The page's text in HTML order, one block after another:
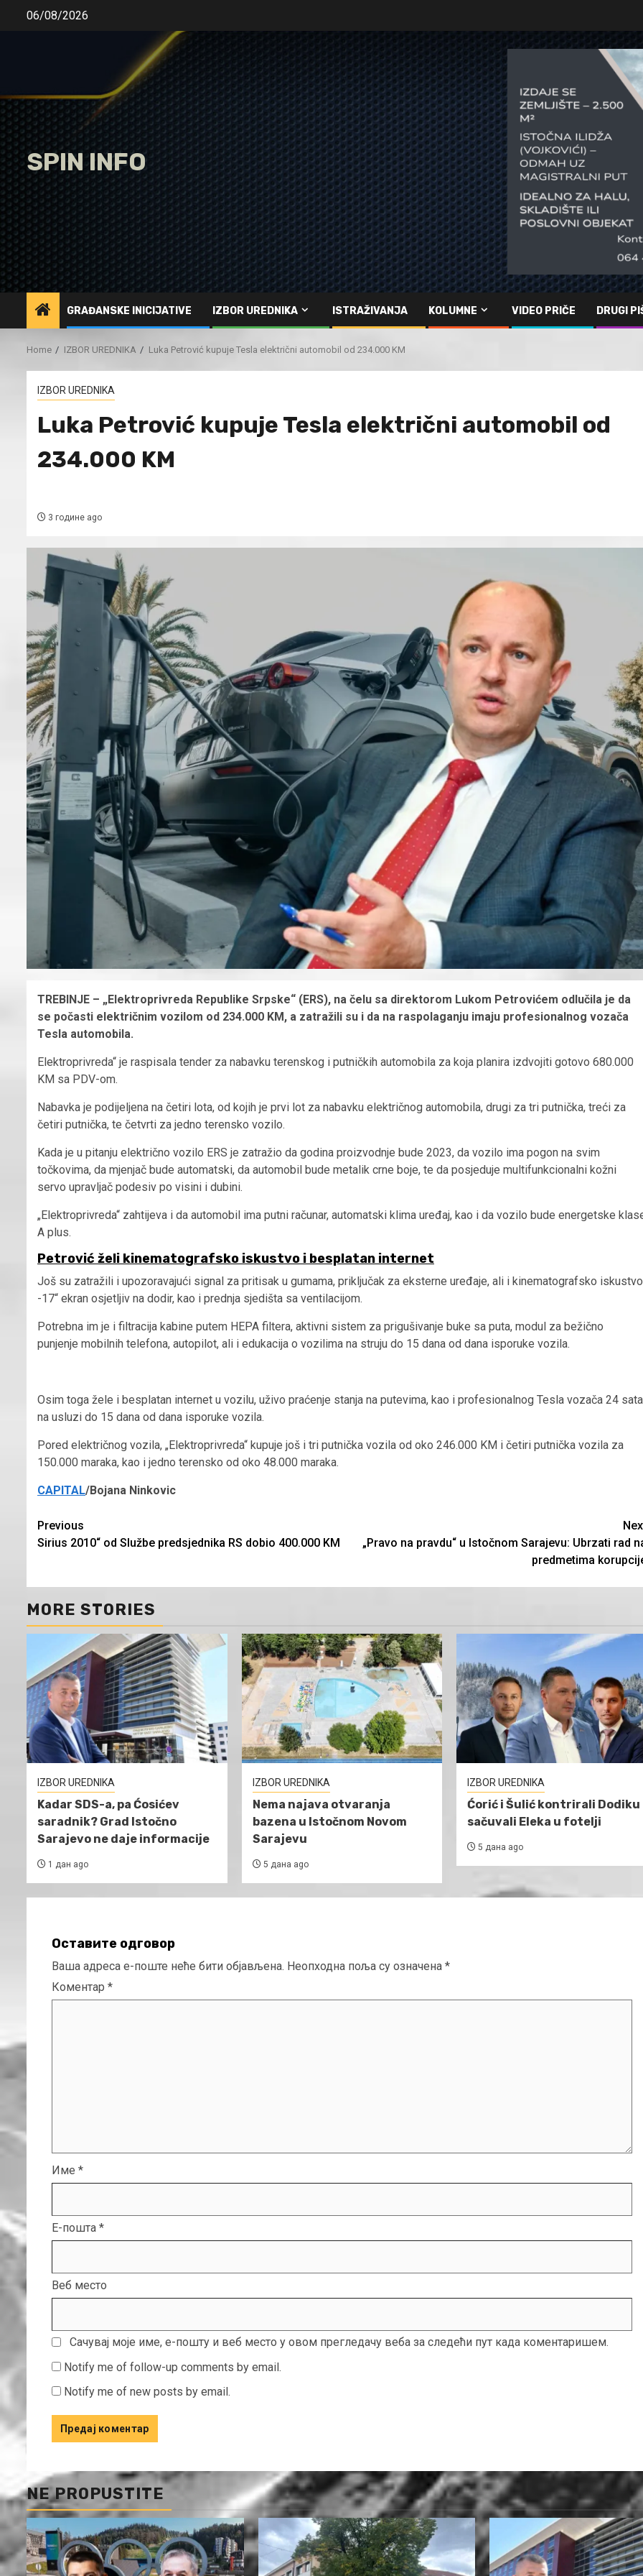
06/08/2026
SPIN INFO
GRAĐANSKE INICIJATIVE IZBOR UREDNIKA ISTRAŽIVANJA KOLUMNE VIDEO PRIČE DRUGI
Home IZBOR UREDNIKA Luka Petrović kupuje Tesla električni automobil od 234.000 KM
IZBOR UREDNIKA
Luka Petrović kupuje Tesla električni automobil od
234.000 KM
3 године ago
TREBINJE – „Elektroprivreda Republike Srpske“ (ERS), na čelu sa direktorom Lukom Petrovićem odlučila je da
se počasti električnim vozilom od 234.000 KM , a zatražili su i da na raspolaganju imaju profesionalnog vozača
Tesla automobila.
Elektroprivreda“ je raspisala tender za nabavku terenskog i putničkih automobila za koja planira izdvojiti gotovo 680.000
KM sa PDV-om.
Nabavka je podijeljena na četiri lota, od kojih je prvi lot za nabavku električnog automobila, drugi za tri putnička, treći za
četiri putnička, te četvrti za jedno terensko vozilo.
Kada je u pitanju električno vozilo ERS je zatražio da godina proizvodnje bude 2023, da vozilo ima pogon na svim
točkovima, da mjenjač bude automatski, da automobil bude metalik crne boje, te da posjeduje multifunkcionalni kožni
servo upravljač podesiv po visini i dubini.
„Elektroprivreda“ zahtijeva i da automobil ima putni računar, automatski klima uređaj, kao i da vozilo bude energetske
A plus.
Petrović želi kinematografsko iskustvo i besplatan internet
Još su zatražili i upozoravajući signal za pritisak u gumama, priključak za eksterne uređaje, ali i kinematografsko iskustvo
-17“ ekran osjetljiv na dodir, kao i prednja sjedišta sa ventilacijom.
Potrebna im je i filtracija kabine putem HEPA filtera, aktivni sistem za prigušivanje buke sa puta, modul za bežično
punjenje mobilnih telefona, autopilot, ali i edukacija o vozilima na struju do 15 dana od dana isporuke vozila.
Osim toga žele i besplatan internet u vozilu, uživo praćenje stanja na putevima, kao i profesionalnog Tesla vozača 24 sata
na usluzi do 15 dana od dana isporuke vozila.
Pored električnog vozila, „Elektroprivreda“ kupuje još i tri putnička vozila od oko 246.000 KM i četiri putnička vozila za
150.000 maraka, kao i jedno terensko od oko 48.000 maraka.
CAPITAL/Bojana Ninkovic
Continue
Reading
Previous
Sirius 2010“ od Službe predsjednika RS dobio 400.000 KM
„Pravo na pravdu“ u Istočnom Sarajevu: Ubrzati rad
predmetima
MORE STORIES
IZBOR UREDNIKA
Kadar SDS-a, pa Ćosićev
saradnik? Grad Istočno
Sarajevo ne daje informacije
1 дан ago
IZBOR UREDNIKA
Nema najava otvaranja
bazena u Istočnom Novom
Sarajevu
5 дана ago
IZBOR UREDNIKA
Ćorić i Šulić kontrirali Dodiku
sačuvali Eleka u fotelji
5 дана ago
Оставите одговор
Ваша адреса е-поште неће бити објављена. Неопходна поља су означена *
Коментар *
Име *
Е-пошта *
Веб место
Сачувај моје име, е-пошту и веб место у овом прегледачу веба за следећи пут када коментаришем.
Notify me of follow-up comments by email.
Notify me of new posts by email.
NE PROPUSTITE